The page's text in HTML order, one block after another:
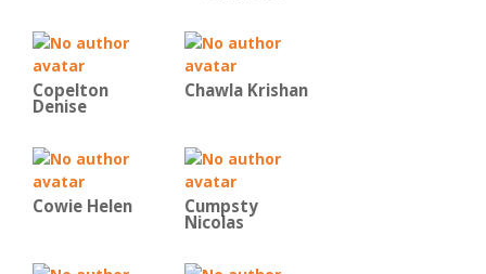
Copelton
Denise
Chawla Krishan
Cowie Helen Cumpsty
Nicolas